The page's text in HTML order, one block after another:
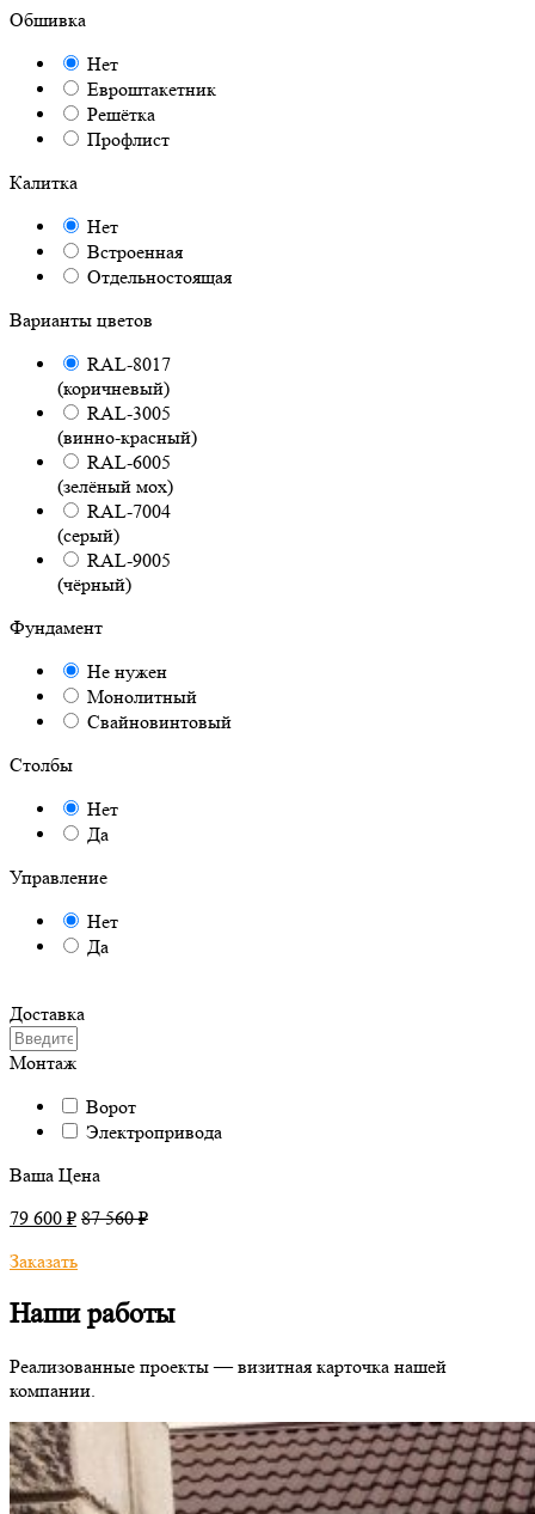
Обшивка
Нет
Евроштакетник
Решётка
Профлист
Калитка
Нет
Встроенная
Отдельностоящая
Варианты цветов
RAL-8017
(коричневый)
RAL-3005
(винно-красный)
RAL-6005
(зелёный мох)
RAL-7004
(серый)
RAL-9005
(чёрный)
Фундамент
Не нужен
Монолитный
Свайновинтовый
Столбы
Нет
Да
Управление
Нет
Да
Доставка
Монтаж
Ворот
Электропривода
Ваша Цена
79 600 ₽ 87 560 ₽
Заказать
Наши работы
Реализованные проекты — визитная карточка нашей
компании.